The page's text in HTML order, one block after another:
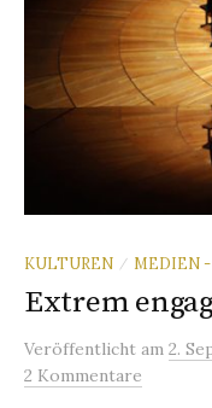
KULTUREN / MEDIEN
Extrem
Veröffentlicht am 2.
2 Kommentare